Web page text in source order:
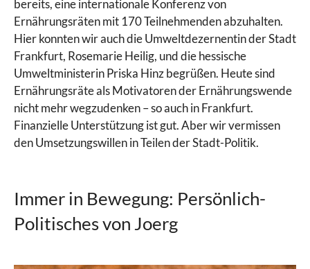
bereits, eine internationale Konferenz von
Ernährungsräten mit 170 Teilnehmenden abzuhalten.
Hier konnten wir auch die Umweltdezernentin der Stadt
Frankfurt, Rosemarie Heilig, und die hessische
Umweltministerin Priska Hinz begrüßen. Heute sind
Ernährungsräte als Motivatoren der Ernährungswende
nicht mehr wegzudenken – so auch in Frankfurt.
Finanzielle Unterstützung ist gut. Aber wir vermissen
den Umsetzungswillen in Teilen der Stadt-Politik.
Immer in Bewegung: Persönlich-
Politisches von Joerg